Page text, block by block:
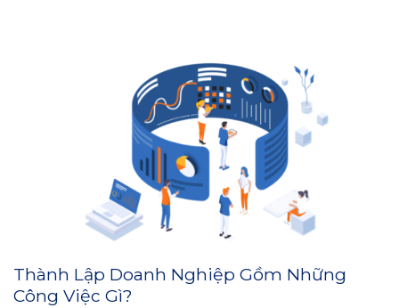
Thành Lập Doanh Nghiệp Gồm Những
Công Việc Gì?